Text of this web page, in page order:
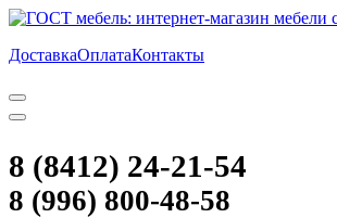
ДоставкаОплатаКонтакты
8 (8412) 24-21-54
8 (996) 800-48-58